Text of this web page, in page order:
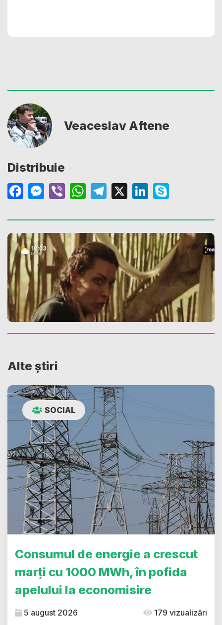
Veaceslav Aftene
Distribuie
Facebook
Messenger
ViberWhatsApp
Telegram
X LinkedIn
Alte știri
SOCIAL
Consumul de energie a crescut
marți cu 1000 MWh, în pofida
apelului la economisire
5 august 2026 179 vizualizări